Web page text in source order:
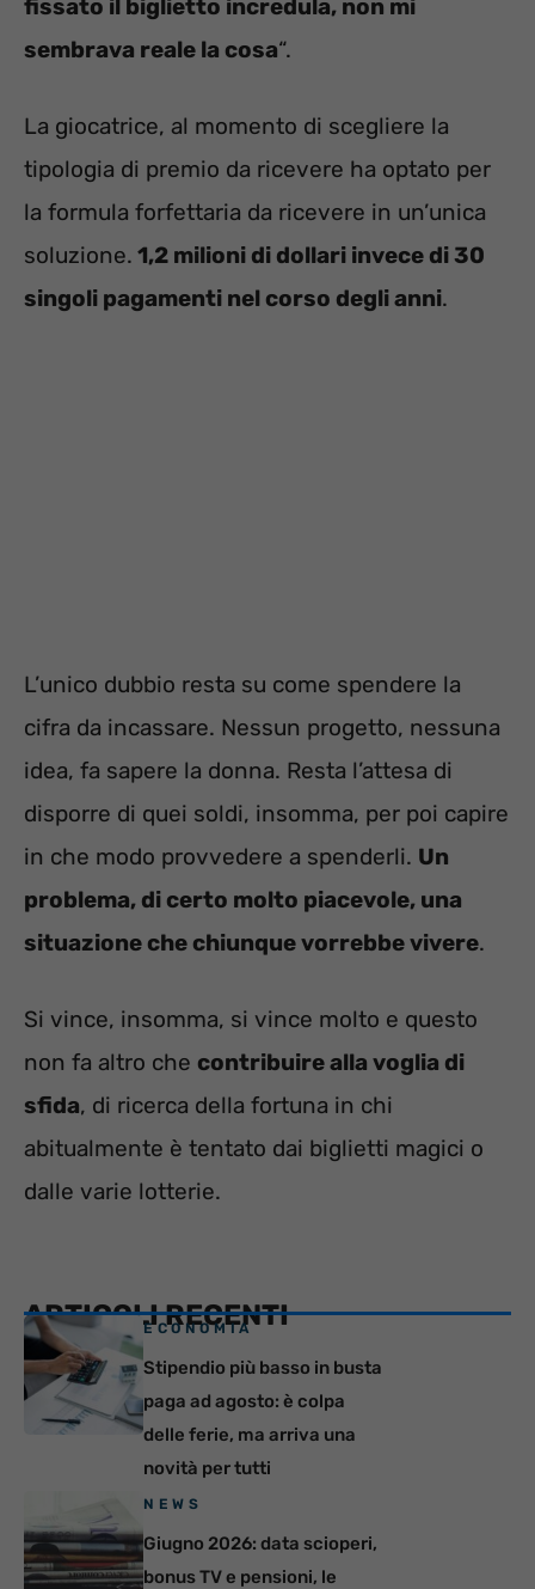
fissato il biglietto incredula, non mi
sembrava reale la cosa“.
La giocatrice, al momento di scegliere la
tipologia di premio da ricevere ha optato per
la formula forfettaria da ricevere in un’unica
soluzione. 1,2 milioni di dollari invece di 30
singoli pagamenti nel corso degli anni.
L’unico dubbio resta su come spendere la
cifra da incassare. Nessun progetto, nessuna
idea, fa sapere la donna. Resta l’attesa di
disporre di quei soldi, insomma, per poi capire
in che modo provvedere a spenderli. Un
problema, di certo molto piacevole, una
situazione che chiunque vorrebbe vivere.
Si vince, insomma, si vince molto e questo
non fa altro che contribuire alla voglia di
sfida, di ricerca della fortuna in chi
abitualmente è tentato dai biglietti magici o
dalle varie lotterie.
ARTICOLI RECENTI
ECONOMIA
Stipendio più basso in busta
paga ad agosto: è colpa
delle ferie, ma arriva una
novità per tutti
NEWS
Giugno 2026: data scioperi,
bonus TV e pensioni, le